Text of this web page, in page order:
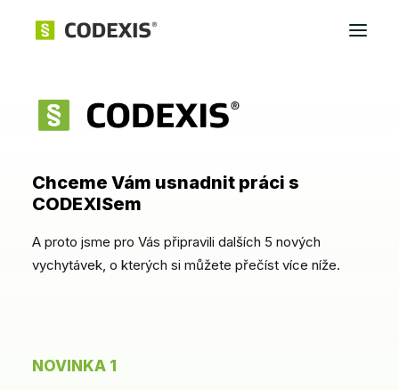
Chceme Vám usnadnit práci s
CODEXISem
A proto jsme pro Vás připravili dalších 5 nových
vychytávek, o kterých si můžete přečíst více níže.
NOVINKA 1